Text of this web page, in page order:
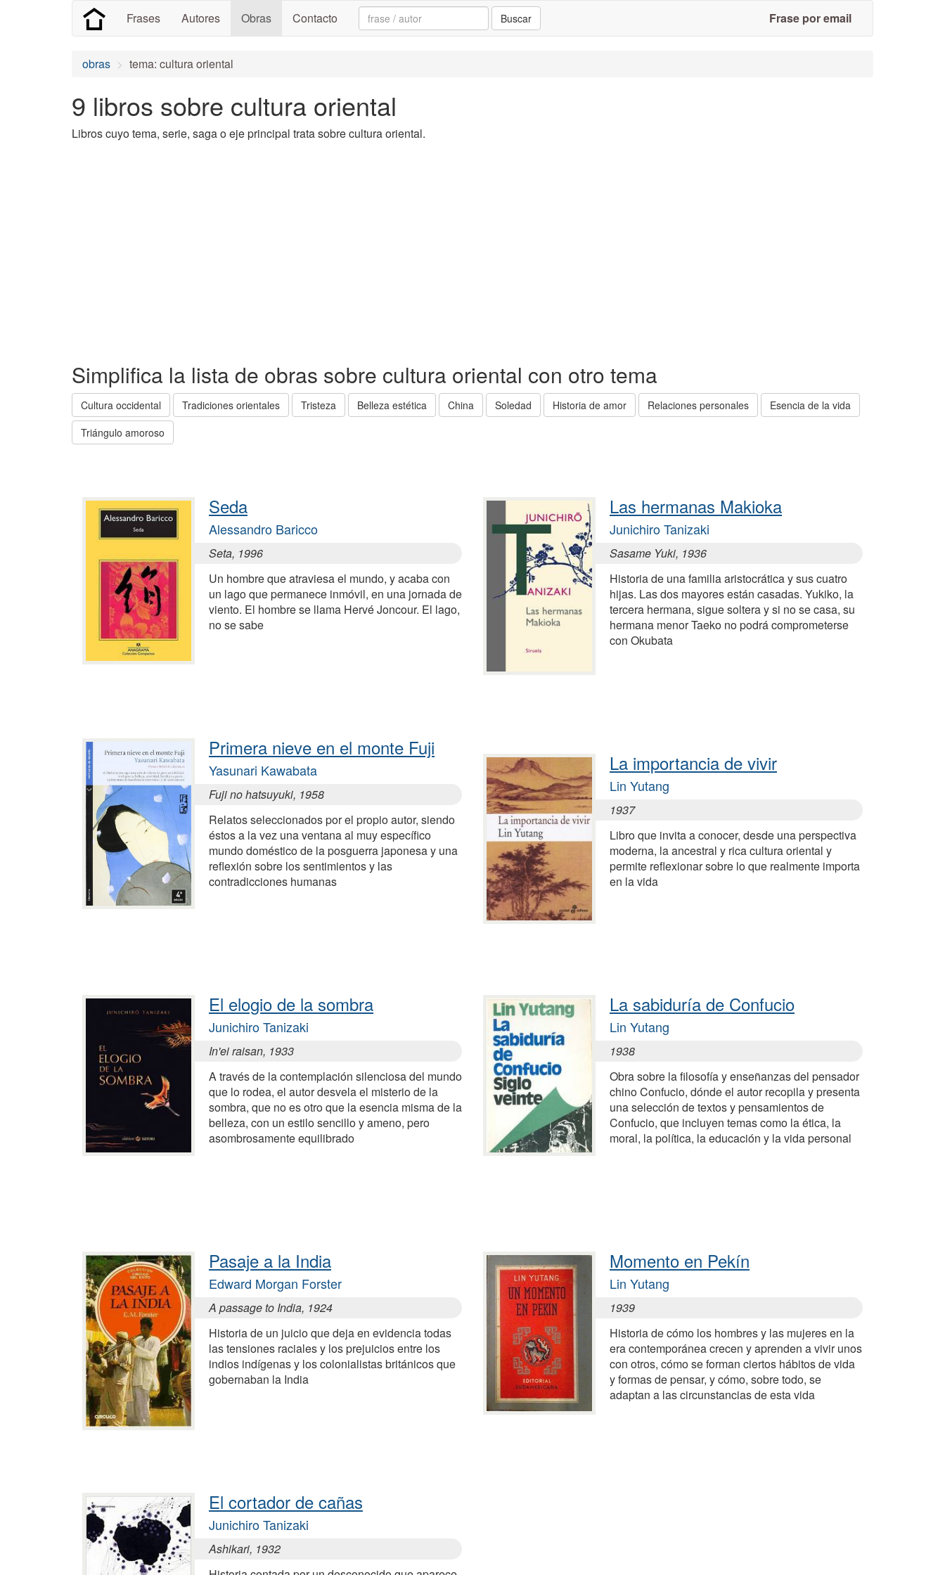
Frases Autores Obras Contacto Search: Buscar Frase por email
obras tema: cultura oriental
9 libros sobre cultura oriental
Libros cuyo tema, serie, saga o eje principal trata sobre cultura oriental.
Simplifica la lista de obras sobre cultura oriental con otro tema
Cultura occidental Tradiciones orientales Tristeza Belleza estética China Soledad Historia de amor Relaciones personales
Esencia de la vida
Triángulo amoroso
Seda
Alessandro Baricco
Seta, 1996
Un hombre que atraviesa el mundo, y acaba con
un lago que permanece inmóvil, en una jornada de
viento. El hombre se llama Hervé Joncour. El lago,
no se sabe
Primera nieve en el monte Fuji
Yasunari Kawabata
Fuji no hatsuyuki, 1958
Relatos seleccionados por el propio autor, siendo
éstos a la vez una ventana al muy específico
mundo doméstico de la posguerra japonesa y una
reflexión sobre los sentimientos y las
contradicciones humanas
El elogio de la sombra
Junichiro Tanizaki
In'ei raisan, 1933
A través de la contemplación silenciosa del mundo
que lo rodea, el autor desvela el misterio de la
sombra, que no es otro que la esencia misma de la
belleza, con un estilo sencillo y ameno, pero
asombrosamente equilibrado
Pasaje a la India
Edward Morgan Forster
A passage to India, 1924
Historia de un juicio que deja en evidencia todas
las tensiones raciales y los prejuicios entre los
indios indígenas y los colonialistas británicos que
gobernaban la India
El cortador de cañas
Junichiro Tanizaki
Ashikari, 1932
Las hermanas Makioka
Junichiro Tanizaki
Sasame Yuki, 1936
Historia de una familia aristocrática y sus cuatro
hijas. Las dos mayores están casadas. Yukiko, la
tercera hermana, sigue soltera y si no se casa, su
hermana menor Taeko no podrá comprometerse
con Okubata
La importancia de vivir
Lin Yutang
1937
Libro que invita a conocer, desde una perspectiva
moderna, la ancestral y rica cultura oriental y
permite reflexionar sobre lo que realmente importa
en la vida
La sabiduría de Confucio
Lin Yutang
1938
Obra sobre la filosofía y enseñanzas del pensador
chino Confucio, dónde el autor recopila y presenta
una selección de textos y pensamientos de
Confucio, que incluyen temas como la ética, la
moral, la política, la educación y la vida personal
Momento en Pekín
Lin Yutang
1939
Historia de cómo los hombres y las mujeres en la
era contemporánea crecen y aprenden a vivir unos
con otros, cómo se forman ciertos hábitos de vida
y formas de pensar, y cómo, sobre todo, se
adaptan a las circunstancias de esta vida